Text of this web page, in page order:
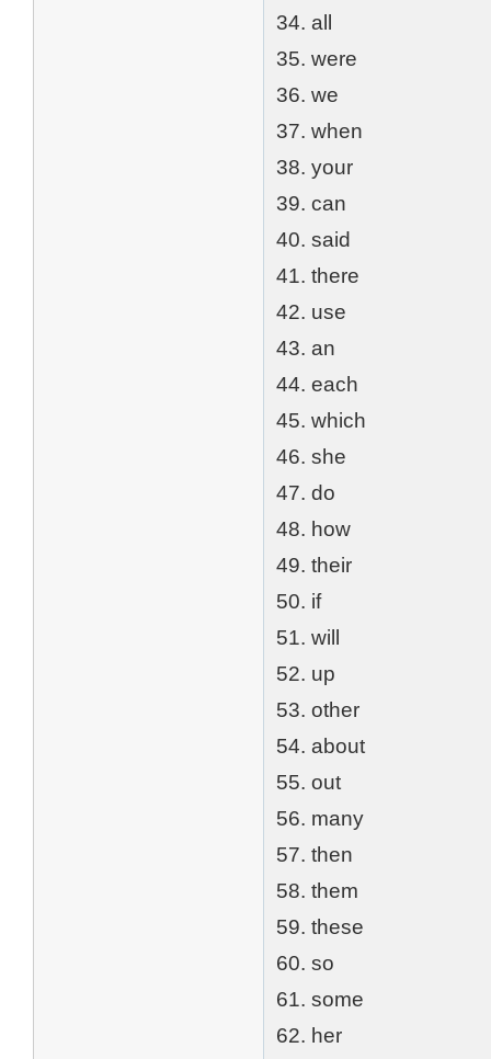
34. all
35. were
36. we
37. when
38. your
39. can
40. said
41. there
42. use
43. an
44. each
45. which
46. she
47. do
48. how
49. their
50. if
51. will
52. up
53. other
54. about
55. out
56. many
57. then
58. them
59. these
60. so
61. some
62. her